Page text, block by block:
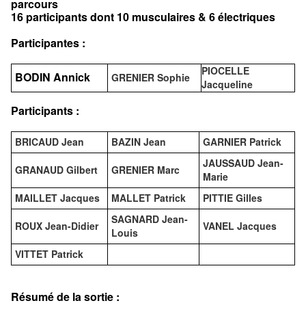
parcours
16 participants dont 10 musculaires & 6 électriques
Participantes :
BODIN Annick GRENIER Sophie
PIOCELLE
Jacqueline
Participants :
BRICAUD Jean BAZIN Jean GARNIER Patrick
GRANAUD Gilbert GRENIER Marc
JAUSSAUD Jean-
Marie
MAILLET Jacques
MALLET Patrick PITTIE Gilles
ROUX Jean-Didier
SAGNARD Jean-
Louis
VANEL Jacques
VITTET Patrick
Résumé de la sortie :